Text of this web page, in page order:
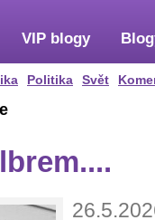
Politika Svět
VIP blogy